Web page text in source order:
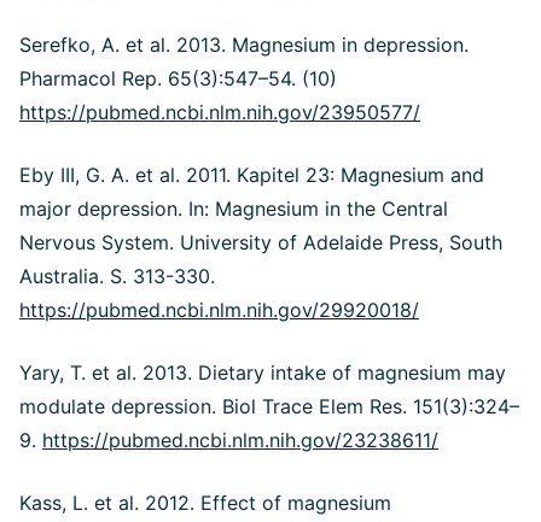
Serefko, A. et al. 2013. Magnesium in depression.
Pharmacol Rep. 65(3):547–54. (10)
https://pubmed.ncbi.nlm.nih.gov/23950577/
Eby III, G. A. et al. 2011. Kapitel 23: Magnesium and
major depression. In: Magnesium in the Central
Nervous System. University of Adelaide Press, South
Australia. S. 313-330.
https://pubmed.ncbi.nlm.nih.gov/29920018/
Yary, T. et al. 2013. Dietary intake of magnesium may
modulate depression. Biol Trace Elem Res. 151(3):324–
9. https://pubmed.ncbi.nlm.nih.gov/23238611/
Kass, L. et al. 2012. Effect of magnesium